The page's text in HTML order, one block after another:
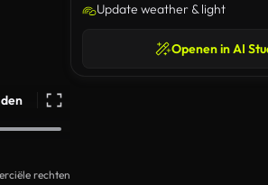
rechten
Update weather & light
Openen in AI